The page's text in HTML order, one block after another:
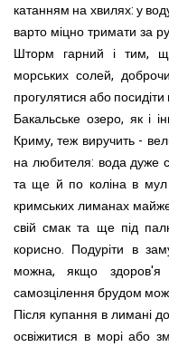
катанням на хвилях: у
варто міцно тримати за
Шторм гарний і тим,
морських солей,
прогулятися або
Бакальське озеро, як і
Криму, теж виручить -
на любителя: вода дуже
та ще й по коліна в
кримських лиманах
свій смак та ще під
корисно. Подуріти в
можна, якщо здоров'я
самозцілення брудом
Після купання в лимані
освіжитися в морі або